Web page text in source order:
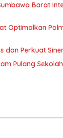
Barat
Optimalkan
dan Perkuat
Pulang